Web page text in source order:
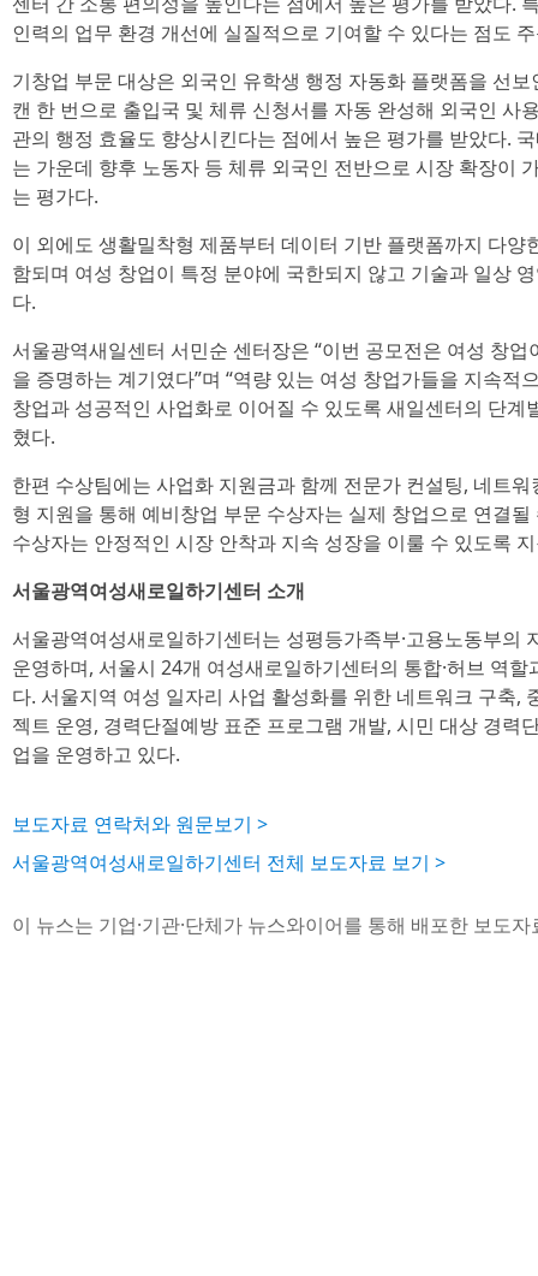
인력의 업무 환경 개선에 실질적으로 기여할 수 있다는 점도
기창업 부문 대상은 외국인 유학생 행정 자동화 플랫폼을 선보
캔 한 번으로 출입국 및 체류 신청서를 자동 완성해 외국인 사
관의 행정 효율도 향상시킨다는 점에서 높은 평가를 받았다.
는 가운데 향후 노동자 등 체류 외국인 전반으로 시장 확장이
는 평가다.
이 외에도 생활밀착형 제품부터 데이터 기반 플랫폼까지 다
함되며 여성 창업이 특정 분야에 국한되지 않고 기술과 일상
다.
서울광역새일센터 서민순 센터장은 “이번 공모전은 여성 창
을 증명하는 계기였다”며 “역량 있는 여성 창업가들을 지속적
창업과 성공적인 사업화로 이어질 수 있도록 새일센터의 단계
혔다.
한편 수상팀에는 사업화 지원금과 함께 전문가 컨설팅, 네트
형 지원을 통해 예비창업 부문 수상자는 실제 창업으로 연결
수상자는 안정적인 시장 안착과 지속 성장을 이룰 수 있도록
서울광역여성새로일하기센터 소개
서울광역여성새로일하기센터는 성평등가족부·고용노동부의
운영하며, 서울시 24개 여성새로일하기센터의 통합·허브 역
다. 서울지역 여성 일자리 사업 활성화를 위한 네트워크 구축,
젝트 운영, 경력단절예방 표준 프로그램 개발, 시민 대상 경력
업을 운영하고 있다.
보도자료 연락처와 원문보기 >
서울광역여성새로일하기센터 전체 보도자료 보기 >
이 뉴스는 기업·기관·단체가 뉴스와이어를 통해 배포한 보도